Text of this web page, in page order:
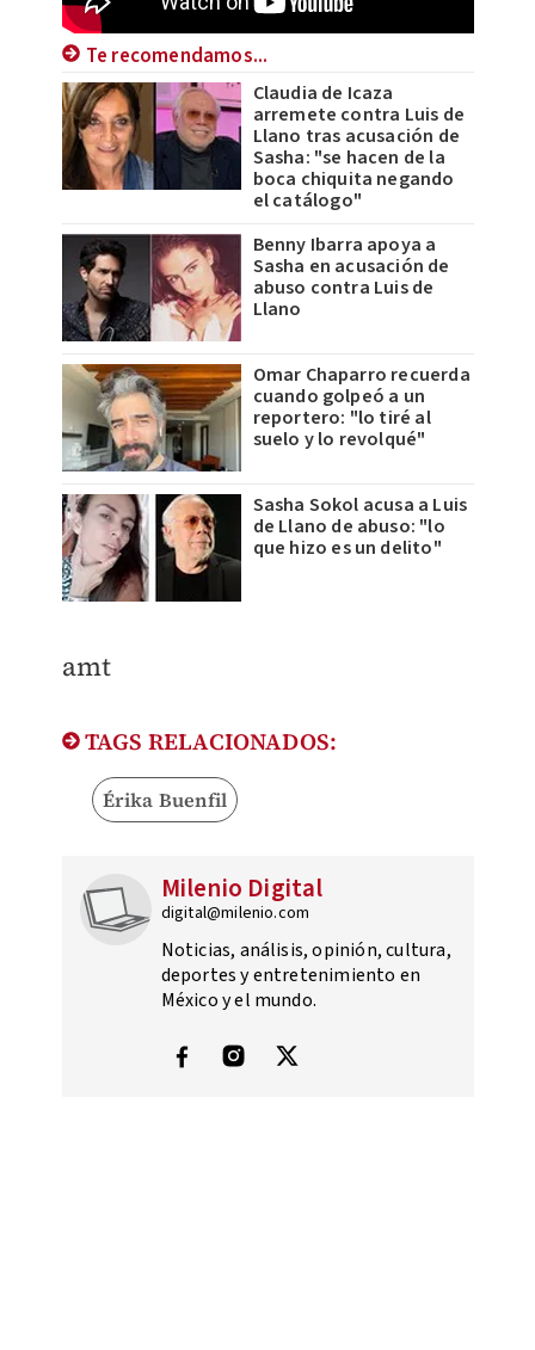
Te recomendamos...
Claudia de Icaza
arremete contra Luis de
Llano tras acusación de
Sasha: "se hacen de la
boca chiquita negando
el catálogo"
Benny Ibarra apoya a
Sasha en acusación de
abuso contra Luis de
Llano
Omar Chaparro recuerda
cuando golpeó a un
reportero: "lo tiré al
suelo y lo revolqué"
Sasha Sokol acusa a Luis
de Llano de abuso: "lo
que hizo es un delito"
amt
TAGS RELACIONADOS:
Érika Buenfil
Milenio Digital
digital@milenio.com
Noticias, análisis, opinión, cultura,
deportes y entretenimiento en
México y el mundo.